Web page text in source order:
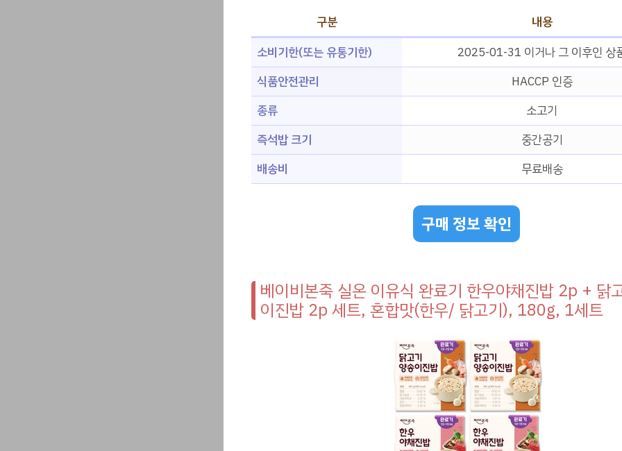
구분
내용
소비기한(또는 유통기한)
2025-01-31 이거나 그 이후인 상
식품안전관리
HACCP 인증
종류
소고기
즉석밥 크기
중간공기
배송비
무료배송
구매 정보 확인
베이비본죽 실온 이유식 완료기 한우야채진밥 2p + 닭
이진밥 2p 세트, 혼합맛(한우/ 닭고기), 180g, 1세트